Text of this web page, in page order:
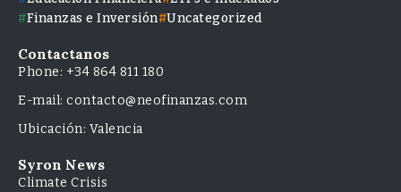
Finanzas e Inversión Uncategorized
Contactanos
Phone: +34 864 811 180
E-mail: contacto@neofinanzas.com
Ubicación: Valencia
Syron News
Climate Crisis